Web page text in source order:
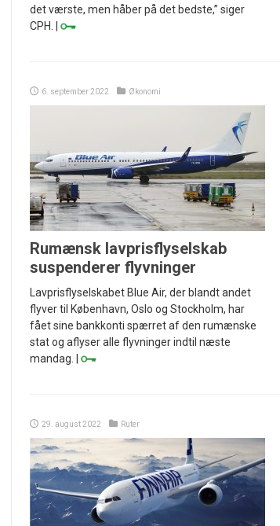
det værste, men håber på det bedste,” siger
CPH. |
6. september 2022 Økonomi
Rumænsk lavprisflyselskab
suspenderer flyvninger
Lavprisflyselskabet Blue Air, der blandt andet
flyver til København, Oslo og Stockholm, har
fået sine bankkonti spærret af den rumænske
stat og aflyser alle flyvninger indtil næste
mandag. |
29. august 2022 Ruter